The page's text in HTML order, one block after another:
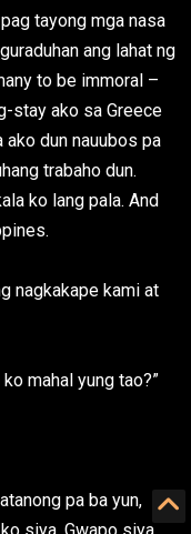
tayong mga nasa
ang lahat ng
to be immoral –
stay ako sa Greece
dun nauubos pa
trabaho dun.
ko lang pala. And
nagkakape kami at
mahal yung tao?”
pa ba yun,